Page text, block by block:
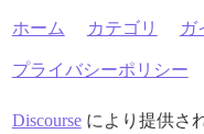
ホーム カテゴリ ガ
プライバシーポリシー
Discourseにより提供さ